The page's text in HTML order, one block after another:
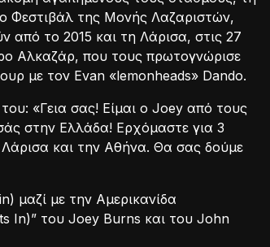
Φεστιβάλ της Μονής Λαζαριστών,
από το 2015 και τη Λάρισα, στις 27
Αλκαζάρ, που τους πρωτογνώρισε
με τον Evan «lemonheads» Dandο.
«Γεια σας! Είμαι ο Joey από τους
στην Ελλάδα! Ερχόμαστε για 3
και την Αθήνα. Θα σας δούμε
μαζί με την Αμερικανίδα
In)” του Joey Burns και του John